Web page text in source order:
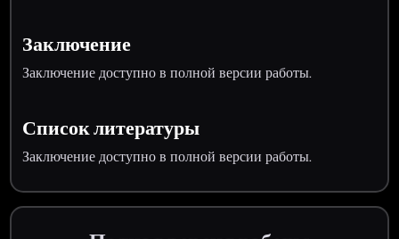
Заключение
Заключение доступно в полной версии работы.
Список литературы
Заключение доступно в полной версии работы.